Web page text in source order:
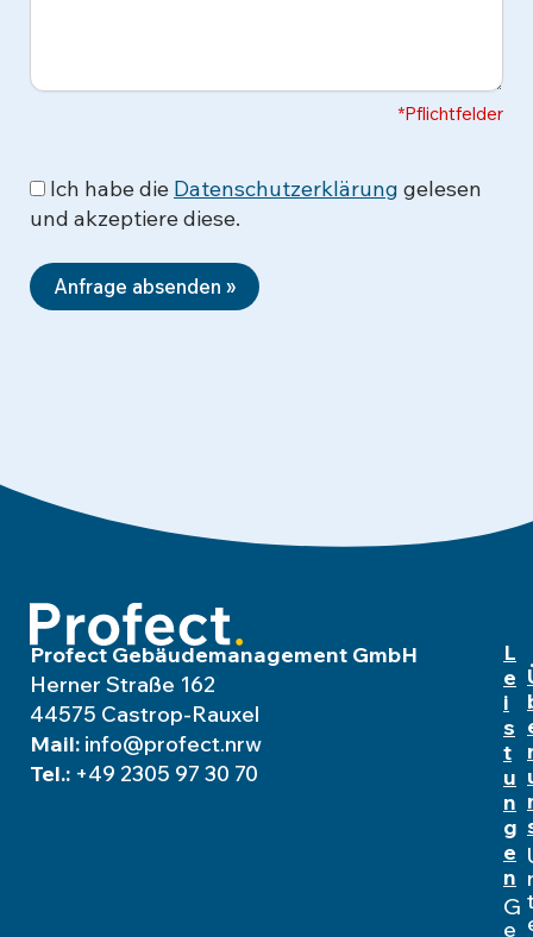
*Pflichtfelder
Ich habe die Datenschutzerklärung gelesen
und akzeptiere diese.
Anfrage absenden »
Profect Gebäudemanagement GmbH
Herner Straße 162
44575 Castrop-Rauxel
Mail: info@profect.nrw
Tel.: +49 2305 97 30 70
L
e
i
s
t
u
n
g
e
n
G
e